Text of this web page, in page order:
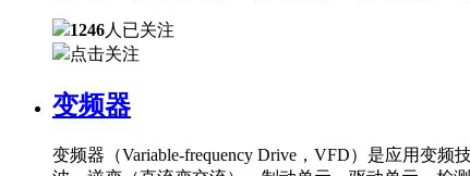
1246人已关注
点击关注
变频器
变频器（Variable-frequency Drive，VFD）是应用变